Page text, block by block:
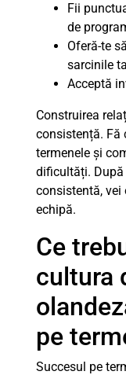
Fii
de
Oferă-te
sarcinile
Acceptă
Construirea
consistență. Fă
termenele și
dificultăți.
consistentă, vei
echipă.
Ce
cultura
pe
Succesul pe